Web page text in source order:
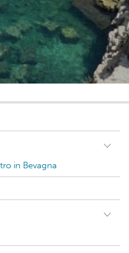
in Bevagna